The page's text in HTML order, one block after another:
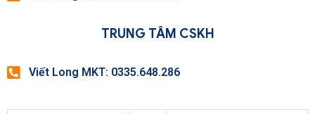
TRUNG TÂM CSKH
Viết Long MKT: 0335.648.286